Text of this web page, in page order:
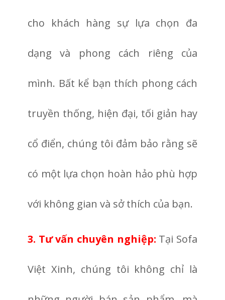
cho khách hàng sự lựa chọn đa
dạng và phong cách riêng của
mình. Bất kể bạn thích phong cách
truyền thống, hiện đại, tối giản hay
cổ điển, chúng tôi đảm bảo rằng sẽ
có một lựa chọn hoàn hảo phù hợp
với không gian và sở thích của bạn.
3. Tư vấn chuyên nghiệp: Tại Sofa
Việt Xinh, chúng tôi không chỉ là